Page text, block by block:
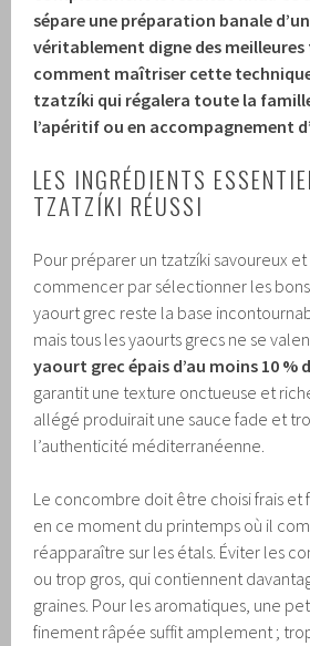
sépare une préparation banale
véritablement digne des meilleures
comment maîtriser cette
tzatzíki qui régalera toute la
l’apéritif ou en accompagnement
LES INGRÉDIENTS
TZATZÍKI RÉUSSI
Pour préparer un tzatzíki savoureux
commencer par sélectionner les
yaourt grec reste la base
mais tous les yaourts grecs ne se
yaourt grec épais d’au moins 10 %
garantit une texture onctueuse et
allégé produirait une sauce fade et
l’authenticité méditerranéenne.
Le concombre doit être choisi frais
en ce moment du printemps où il
réapparaître sur les étals. Éviter les
ou trop gros, qui contiennent
graines. Pour les aromatiques, une
finement râpée suffit amplement ;